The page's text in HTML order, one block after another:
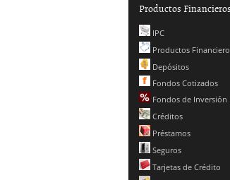
Productos Financieros
IPC
Productos
Depósitos
Fondos Cotizados
Fondos de Inversión
Créditos
Préstamos
Seguros
Tarjetas de Crédito